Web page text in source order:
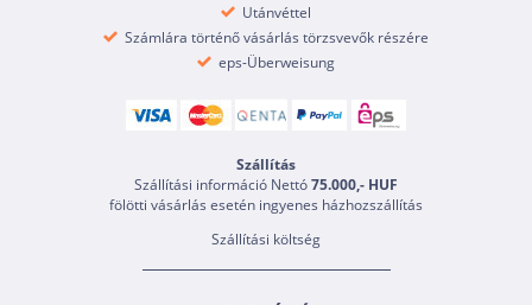
Utánvéttel
Számlára történő vásárlás törzsvevők részére
eps-Überweisung
Szállítás
Szállítási információ Nettó75.000,- HUF
fölötti vásárlás esetén ingyenes házhozszállítás
Szállítási költség